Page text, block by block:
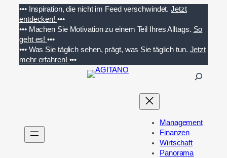
Inhalt
springen
••• Inspiration, die nicht im Feed verschwindet. Jetzt
entdecken! •••
••• Machen Sie Motivation zu einem Teil Ihres Alltags. So
geht es!•••
••• Was Sie täglich sehen, prägt, was Sie täglich tun. Jetzt
mehr erfahren! •••
n
Management
Finanzen
Wirtschaft
Panorama